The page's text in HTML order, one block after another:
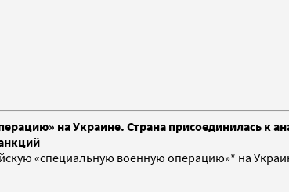
на Украине. Страна присоединилась к
«специальную военную операцию»* на